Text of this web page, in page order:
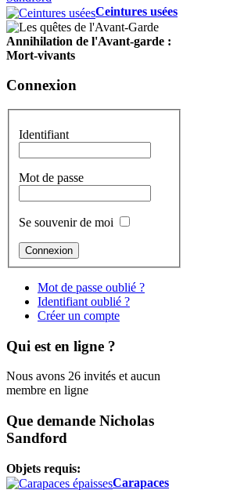
Ceintures usées
Annihilation de l'Avant-garde :
Mort-vivants
Connexion
Identifiant
Mot de passe
Se souvenir de moi
Mot de passe oublié ?
Identifiant oublié ?
Créer un compte
Qui est en ligne ?
Nous avons 26 invités et aucun
membre en ligne
Que demande Nicholas
Sandford
Objets requis:
Carapaces